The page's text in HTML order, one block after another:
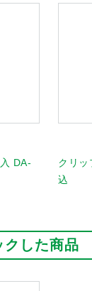
DA-
クリ
込
クした商品